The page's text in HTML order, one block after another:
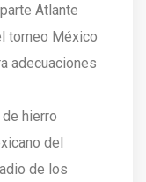
Atlante
torneo México
adecuaciones
hierro
del
de los